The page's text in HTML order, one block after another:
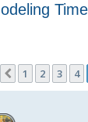
Precedente
1 2 3 4